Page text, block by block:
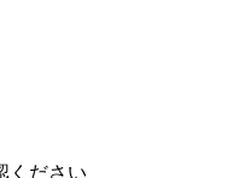
ください